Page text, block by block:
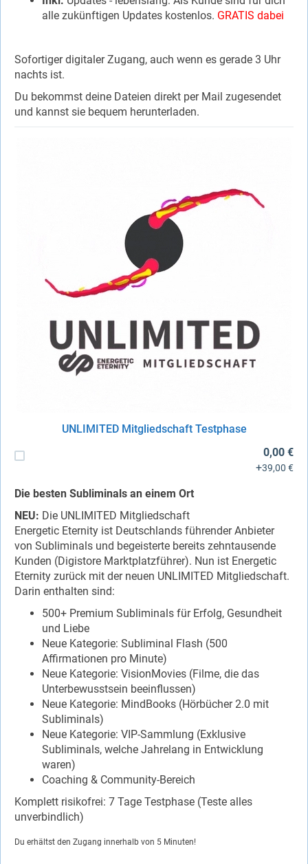
alle zukünftigen Updates kostenlos. GRATIS dabei
Sofortiger digitaler Zugang, auch wenn es gerade 3 Uhr
nachts ist.
Du bekommst deine Dateien direkt per Mail zugesendet
und kannst sie bequem herunterladen.
UNLIMITED Mitgliedschaft Testphase
0,00 €
+39,00 €
Die besten Subliminals an einem Ort
NEU: Die UNLIMITED Mitgliedschaft
Energetic Eternity ist Deutschlands führender Anbieter
von Subliminals und begeisterte bereits zehntausende
Kunden (Digistore Marktplatzführer). Nun ist Energetic
Eternity zurück mit der neuen UNLIMITED Mitgliedschaft.
Darin enthalten sind:
500+ Premium Subliminals für Erfolg, Gesundheit
und Liebe
Neue Kategorie: Subliminal Flash (500
Affirmationen pro Minute)
Neue Kategorie: VisionMovies (Filme, die das
Unterbewusstsein beeinflussen)
Neue Kategorie: MindBooks (Hörbücher 2.0 mit
Subliminals)
Neue Kategorie: VIP-Sammlung (Exklusive
Subliminals, welche Jahrelang in Entwicklung
waren)
Coaching & Community-Bereich
Komplett risikofrei: 7 Tage Testphase (Teste alles
unverbindlich)
Du erhältst den Zugang innerhalb von 5 Minuten!